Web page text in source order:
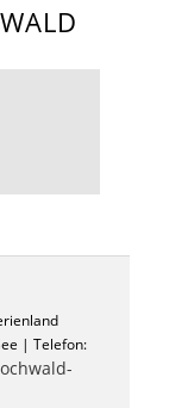
| Telefon: